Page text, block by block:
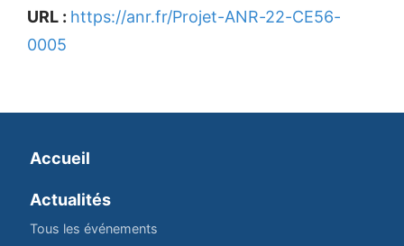
URL : https://anr.fr/Projet-ANR-22-CE56-
0005
Accueil
Actualités
Tous les événements